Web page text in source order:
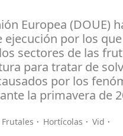
Europea (DOUE)
por los
sectores de las
para tratar de
por los
la primavera de
Frutales Hortícolas
Vid